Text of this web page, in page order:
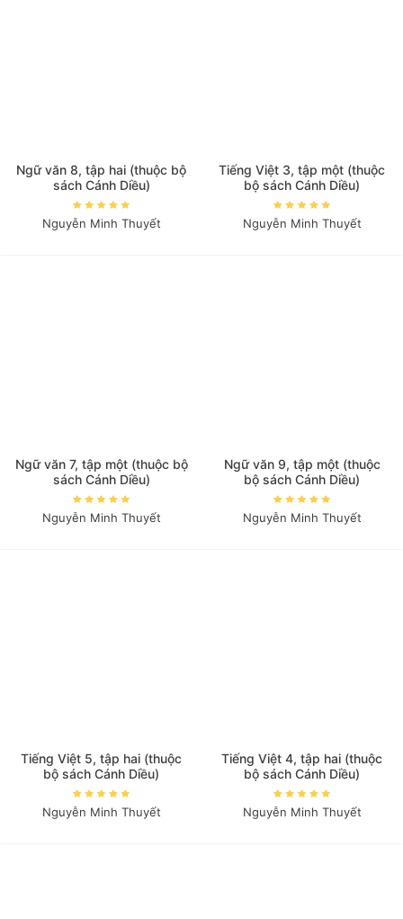
Ngữ văn 8, tập hai (thuộc bộ
sách Cánh Diều)
Nguyễn Minh Thuyết
Tiếng Việt 3, tập một (thuộc
bộ sách Cánh Diều)
Nguyễn Minh Thuyết
Ngữ văn 7, tập một (thuộc bộ
sách Cánh Diều)
Nguyễn Minh Thuyết
Ngữ văn 9, tập một (thuộc
bộ sách Cánh Diều)
Nguyễn Minh Thuyết
Tiếng Việt 5, tập hai (thuộc
bộ sách Cánh Diều)
Nguyễn Minh Thuyết
Tiếng Việt 4, tập hai (thuộc
bộ sách Cánh Diều)
Nguyễn Minh Thuyết